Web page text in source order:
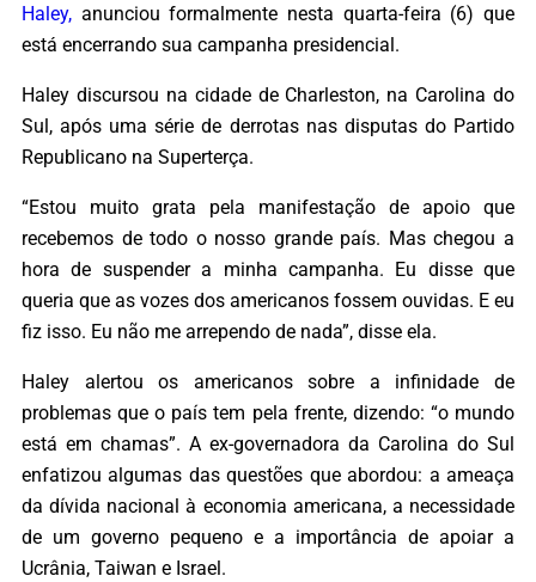
Haley, anunciou formalmente nesta quarta-feira (6) que
está encerrando sua campanha presidencial.
Haley discursou na cidade de Charleston, na Carolina do
Sul, após uma série de derrotas nas disputas do Partido
Republicano na Superterça.
“Estou muito grata pela manifestação de apoio que
recebemos de todo o nosso grande país. Mas chegou a
hora de suspender a minha campanha. Eu disse que
queria que as vozes dos americanos fossem ouvidas. E eu
fiz isso. Eu não me arrependo de nada”, disse ela.
Haley alertou os americanos sobre a infinidade de
problemas que o país tem pela frente, dizendo: “o mundo
está em chamas”. A ex-governadora da Carolina do Sul
enfatizou algumas das questões que abordou: a ameaça
da dívida nacional à economia americana, a necessidade
de um governo pequeno e a importância de apoiar a
Ucrânia, Taiwan e Israel.